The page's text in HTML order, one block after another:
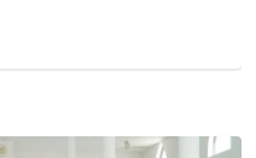
bồi dưỡng kiến thức, kỹ